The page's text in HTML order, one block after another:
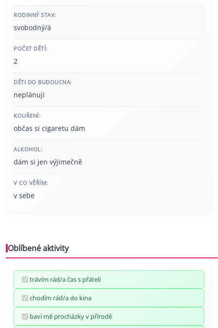
RODINNÝ STAV:
svobodný/á
POČET DĚTÍ:
2
DĚTI DO BUDOUCNA:
neplánuji
KOUŘENÍ:
občas si cigaretu dám
ALKOHOL:
dám si jen výjimečně
V CO VĚŘÍM:
v sebe
Oblíbené aktivity
trávím rád/a čas s přáteli
chodím rád/a do kina
baví mě procházky v přírodě